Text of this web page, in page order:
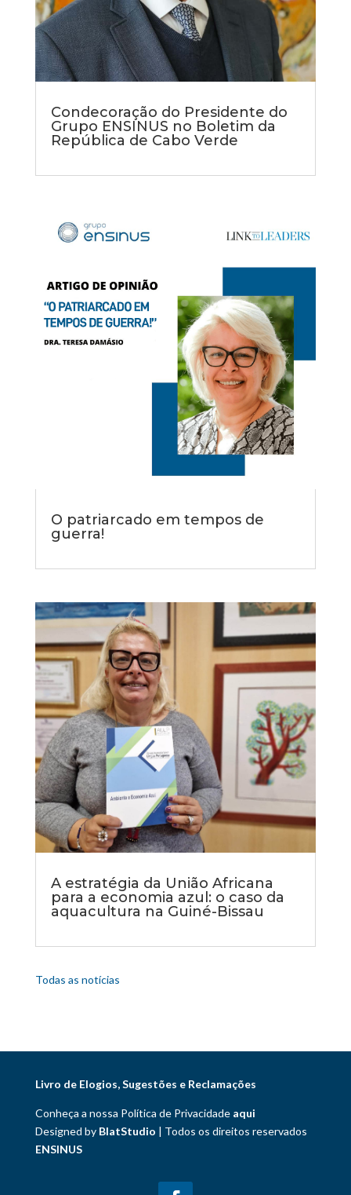
Condecoração do Presidente do
Grupo ENSINUS no Boletim da
República de Cabo Verde
O patriarcado em tempos de
guerra!
A estratégia da União Africana
para a economia azul: o caso da
aquacultura na Guiné-Bissau
Todas as notícias
Livro de Elogios, Sugestões e Reclamações
Conheça a nossa Política de Privacidade aqui
Designed by BlatStudio | Todos os direitos reservados
ENSINUS